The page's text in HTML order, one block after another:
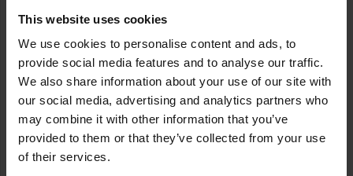
This website uses cookies
We use cookies to personalise content and ads, to
provide social media features and to analyse our traffic.
We also share information about your use of our site with
our social media, advertising and analytics partners who
may combine it with other information that you’ve
provided to them or that they’ve collected from your use
of their services.
BPA vrij
€ 18.95
Oorspronkelijke
was:
€18.95.
€16.95
Huidige
is:
€16.95.
RVS
vershouddoos
400
ml
met
€20.50
Oorspronkelijke
prijs
was:
€20.50.
€ 18.50
Huidige
prijs
is:
€18.50.
RVS
vershouddoos
500
ml